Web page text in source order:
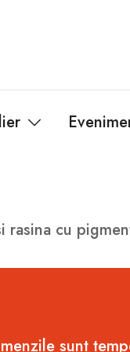
rasina cu
sunt